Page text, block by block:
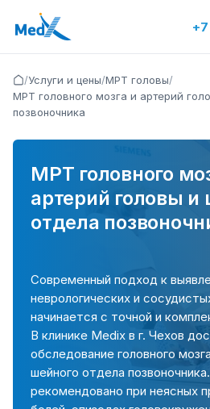
/Услуги и цены/МРТ головы/
МРТ головного мозга и артерий
позвоночника
МРТ головного
артерий головы и
отдела
Современный подход к
неврологических и
начинается с точной и
В клинике Medix в г. Чехов
обследование головного
шейного отдела
рекомендовано при неясных